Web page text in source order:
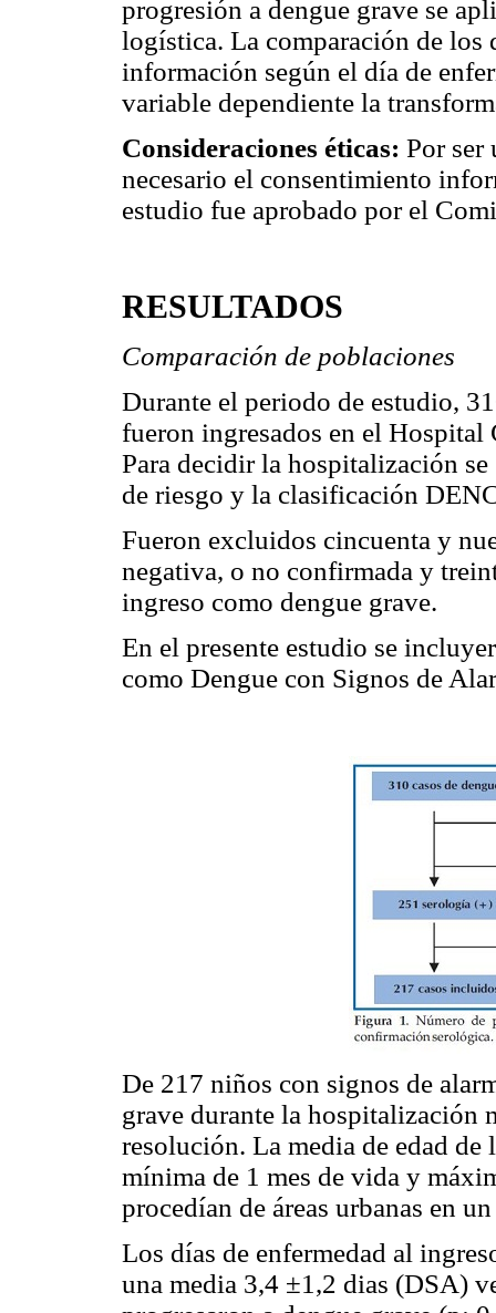
progresión a dengue grave se
logística. La comparación de los
información según el día de
variable dependiente la
Consideraciones éticas: Por ser
necesario el consentimiento
estudio fue aprobado por el
RESULTADOS
Comparación de poblaciones
Durante el periodo de estudio,
fueron ingresados en el Hospital
Para decidir la hospitalización
de riesgo y la clasificación
Fueron excluidos cincuenta y
negativa, o no confirmada y
ingreso como dengue grave.
En el presente estudio se
como Dengue con Signos de
De 217 niños con signos de
grave durante la hospitalización
resolución. La media de edad de
mínima de 1 mes de vida y
procedían de áreas urbanas en
Los días de enfermedad al
una media 3,4 ±1,2 dias (DSA)